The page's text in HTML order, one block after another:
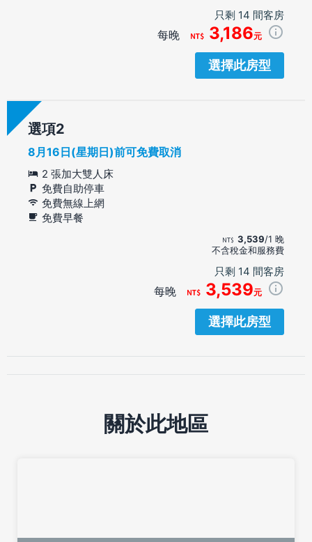
只剩 14 間客房
每晚 3,186元
選擇此房型
選項
8月16日(星期日)前可免費取消
2 張加大雙人床
免費自助停車
免費無線上網
免費早餐
3,539/1 晚
不含稅金和服務費
只剩 14 間客房
每晚 3,539元
選擇此房型
關於此地區